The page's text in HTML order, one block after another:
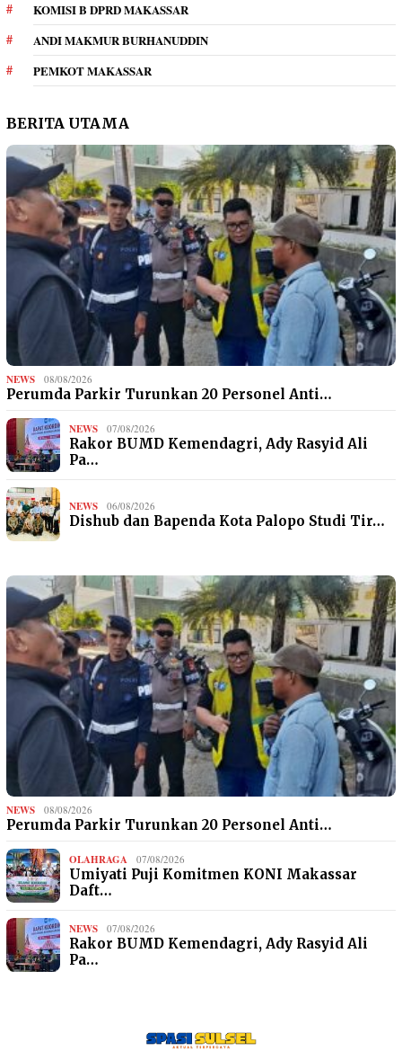
KOMISI B DPRD MAKASSAR
ANDI MAKMUR BURHANUDDIN
PEMKOT MAKASSAR
BERITA UTAMA
NEWS 08/08/2026
Perumda Parkir Turunkan 20 Personel Anti…
NEWS 07/08/2026
Rakor BUMD Kemendagri, Ady Rasyid Ali
Pa…
NEWS 06/08/2026
Dishub dan Bapenda Kota Palopo Studi Tir…
NEWS 08/08/2026
Perumda Parkir Turunkan 20 Personel Anti…
OLAHRAGA 07/08/2026
Umiyati Puji Komitmen KONI Makassar
Daft…
NEWS 07/08/2026
Rakor BUMD Kemendagri, Ady Rasyid Ali
Pa…